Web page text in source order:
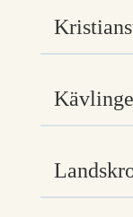
Kävlinge